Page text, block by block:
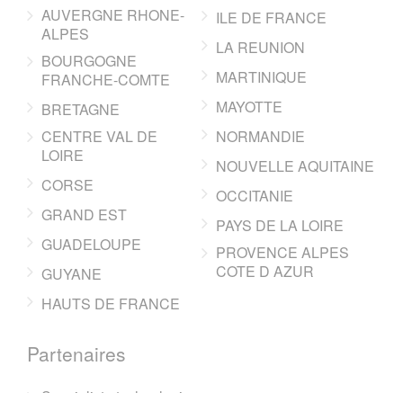
AUVERGNE RHONE-
ALPES
BOURGOGNE
FRANCHE-COMTE
BRETAGNE
CENTRE VAL DE
LOIRE
CORSE
GRAND EST
GUADELOUPE
GUYANE
HAUTS DE FRANCE
ILE DE FRANCE
LA REUNION
MARTINIQUE
MAYOTTE
NORMANDIE
NOUVELLE AQUITAINE
OCCITANIE
PAYS DE LA LOIRE
PROVENCE ALPES
COTE D AZUR
Partenaires